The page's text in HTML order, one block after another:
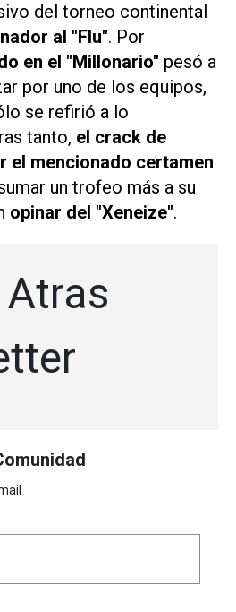
del torneo continental
al "Flu". Por
en el "Millonario" pesó a
por uno de los equipos,
se refirió a lo
tanto, el crack de
el mencionado certamen
un trofeo más a su
opinar del "Xeneize".